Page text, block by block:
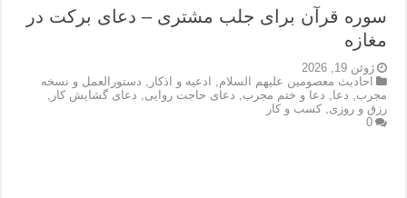
سوره قرآن برای جلب مشتری – دعای برکت در
مغازه
ژوئن 19, 2026
احاديث معصومين عليهم السلام
ادعيه و اذكار
دستورالعمل و نسخه
مجرب
دعا دعا و ختم مجرب دعای حاجت روایی دعای گشایش کار
رزق و روزی ,کسب و کار
0